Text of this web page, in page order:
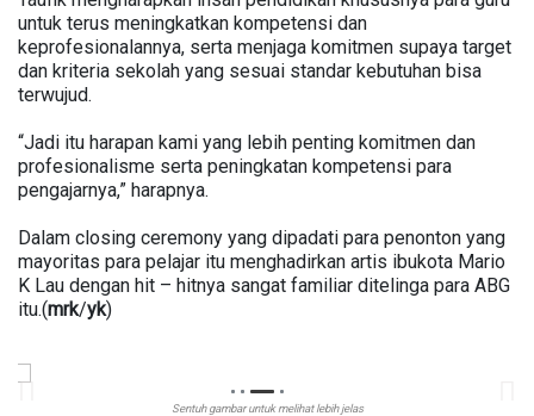
untuk terus meningkatkan kompetensi dan
keprofesionalannya, serta menjaga komitmen supaya target
dan kriteria sekolah yang sesuai standar kebutuhan bisa
terwujud.
“Jadi itu harapan kami yang lebih penting komitmen dan
profesionalisme serta peningkatan kompetensi para
pengajarnya,” harapnya.
Dalam closing ceremony yang dipadati para penonton yang
mayoritas para pelajar itu menghadirkan artis ibukota Mario
K Lau dengan hit – hitnya sangat familiar ditelinga para ABG
itu.(mrk/yk)
Sentuh gambar untuk melihat lebih jelas